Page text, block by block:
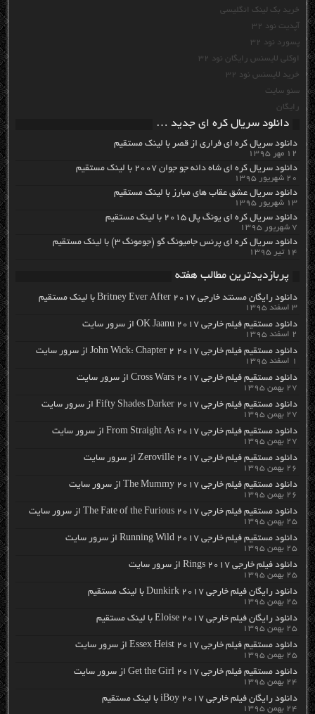
خرید بک لینک انگلیسی
آپدیت نود 32
پسورد نود 32
اوکلی لایسنس رایگان نود 32
خرید لایسنس نود 32
سئو سایت
رایگان
دانلود سریال کره ای جدید …
دانلود سریال کره ای فراری از قصر با لینک مستقیم
۱۲ مهر ۱۳۹۵
دانلود سریال کره ای شاه دائه جو جوان ۲۰۰۷ با لینک مستقیم
۲۰ شهریور ۱۳۹۵
دانلود سریال عشق عقاب های مبارز با لینک مستقیم
۱۳ شهریور ۱۳۹۵
دانلود سریال کره ای یونگ پال ۲۰۱۵ با لینک مستقیم
۷ شهریور ۱۳۹۵
دانلود سریال کره ای پرنس جامیونگ گو (جومونگ ۳) با لینک مستقیم
۱۴ تیر ۱۳۹۵
پربازدیدترین مطالب هفته
دانلود رایگان مسنتد خارجی Britney Ever After 2017 با لینک مستقیم
۳ اسفند ۱۳۹۵
دانلود مستقیم فیلم خارجی OK Jaanu 2017 از سرور سایت
۲ اسفند ۱۳۹۵
دانلود مستقیم فیلم خارجی John Wick: Chapter 2 2017 از سرور سایت
۱ اسفند ۱۳۹۵
دانلود مستقیم فیلم خارجی Cross Wars 2017 از سرور سایت
۲۷ بهمن ۱۳۹۵
دانلود مستقیم فیلم خارجی Fifty Shades Darker 2017 از سرور سایت
۲۷ بهمن ۱۳۹۵
دانلود مستقیم فیلم خارجی From Straight As 2017 از سرور سایت
۲۷ بهمن ۱۳۹۵
دانلود مستقیم فیلم خارجی Zeroville 2017 از سرور سایت
۲۶ بهمن ۱۳۹۵
دانلود مستقیم فیلم خارجی The Mummy 2017 از سرور سایت
۲۶ بهمن ۱۳۹۵
دانلود مستقیم فیلم خارجی The Fate of the Furious 2017 از سرور سایت
۲۵ بهمن ۱۳۹۵
دانلود مستقیم فیلم خارجی Running Wild 2017 از سرور سایت
۲۵ بهمن ۱۳۹۵
دانلود فیلم خارجی Rings 2017 از سرور سایت
۲۵ بهمن ۱۳۹۵
دانلود رایگان فیلم خارجی Dunkirk 2017 با لینک مستقیم
۲۵ بهمن ۱۳۹۵
دانلود رایگان فیلم خارجی Eloise 2017 با لینک مستقیم
۲۵ بهمن ۱۳۹۵
دانلود مستقیم فیلم خارجی Essex Heist 2017 از سرور سایت
۲۵ بهمن ۱۳۹۵
دانلود مستقیم فیلم خارجی Get the Girl 2017 از سرور سایت
۲۴ بهمن ۱۳۹۵
دانلود رایگان فیلم خارجی iBoy 2017 با لینک مستقیم
۲۴ بهمن ۱۳۹۵